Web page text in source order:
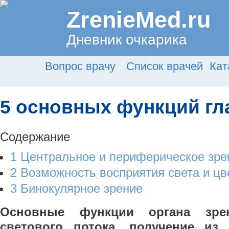
ZrenieMed.ru
Дневник очкарика
Вопрос врачу Список врачей
5 основных функций
Содержание
1 Центральное и периферическое
2 Возможность восприятия света и
3 Бинокулярное зрение
Основные функции органа